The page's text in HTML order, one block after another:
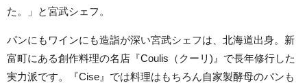
た。」と宮武シェフ。
パンにもワインにも造詣が深い宮武シェフは、北海道出身。新
富町にある創作料理の名店『Coulis（クーリ)』で長年修行した
実力派です。『Cise』では料理はもちろん自家製酵母のパンも